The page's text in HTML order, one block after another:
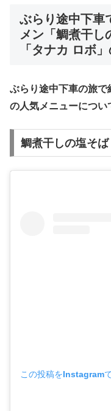
ぶらり途中下車
メン「鯛煮干し
「タナカ ロボ」
ぶらり途中下車の旅で
の人気メニューについ
鯛煮干しの塩そば
この投稿をInstagram